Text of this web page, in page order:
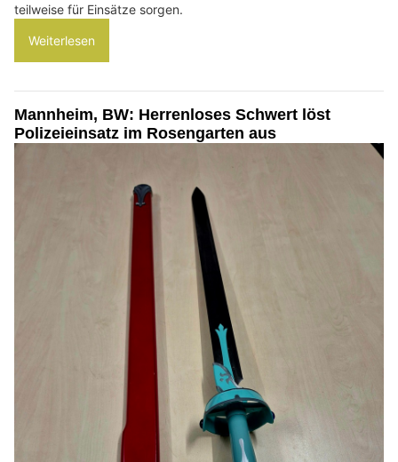
teilweise für Einsätze sorgen.
Weiterlesen
Mannheim, BW: Herrenloses Schwert löst
Polizeieinsatz im Rosengarten aus